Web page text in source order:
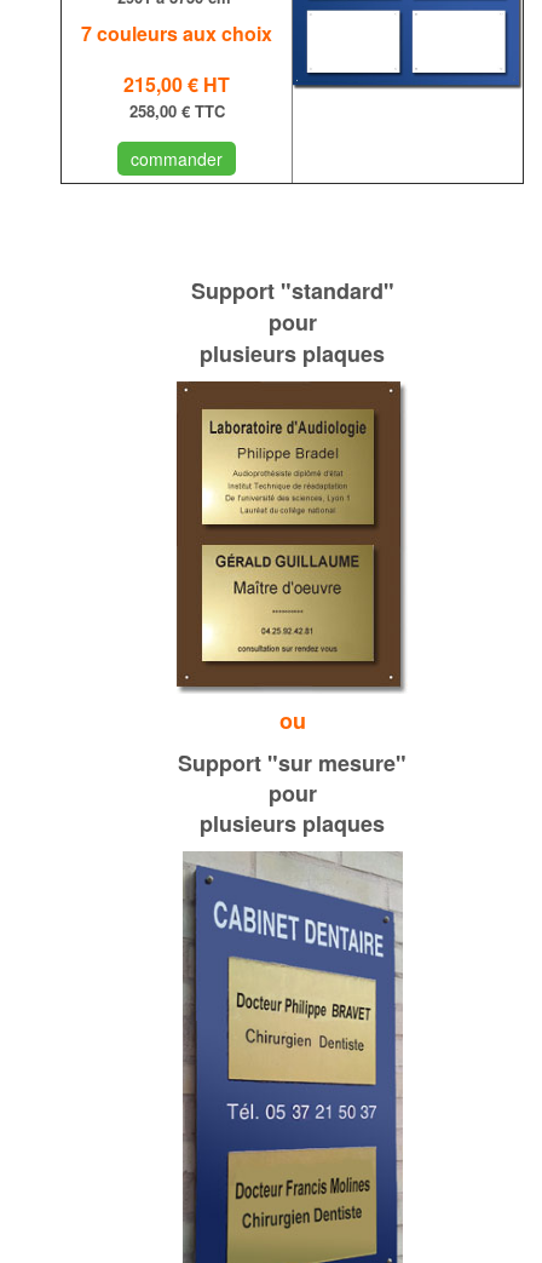
7 couleurs aux choix
215,00 € HT
258,00 € TTC
commander
Support "standard"
pour
plusieurs plaques
ou
Support "sur mesure"
pour
plusieurs plaques